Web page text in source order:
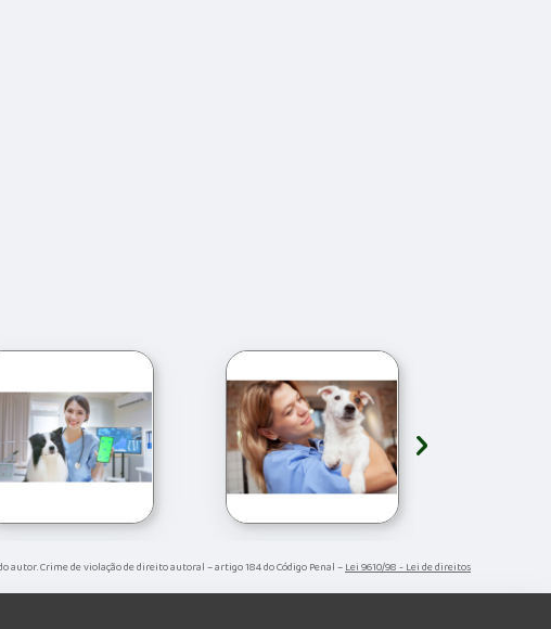
›
autor. Crime de violação de direito autoral – artigo 184 do Código Penal –Lei 9610/98 - Lei de direitos